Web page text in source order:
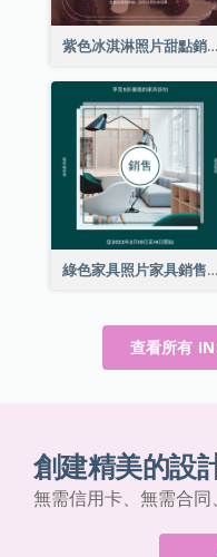
紫色冰淇淋照片甜點銷售Instagram帖子
綠色家具照片家具銷售Instagram帖子
查看所有
創建精美的設
無需信用卡、無需合同